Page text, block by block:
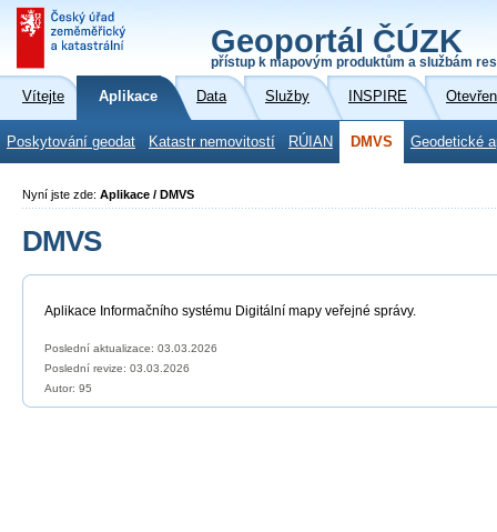
Geoportál ČÚZK
přístup k mapovým produktům a službám
Vítejte Aplikace Data Služby INSPIRE
Poskytování geodat Katastr nemovitostí RÚIAN DMVS Geodetické
Nyní jste zde: Aplikace / DMVS
DMVS
Aplikace Informačního systému Digitální mapy veřejné správy.
Poslední aktualizace: 03.03.2026
Poslední revize: 03.03.2026
Autor: 95